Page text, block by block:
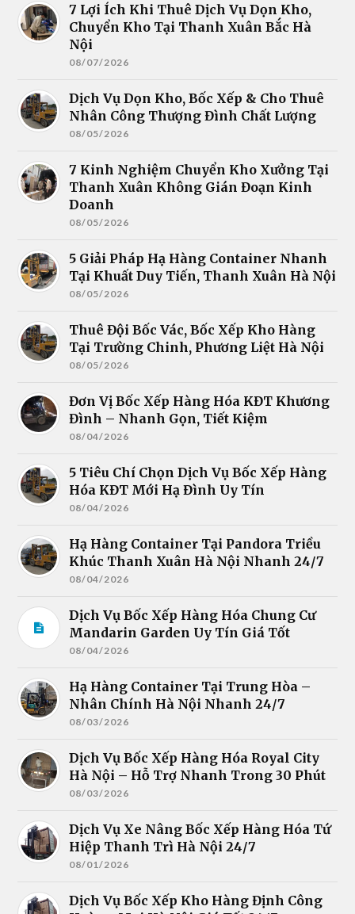
7 Lợi Ích Khi Thuê Dịch Vụ Dọn Kho,
Chuyển Kho Tại Thanh Xuân Bắc Hà
Nội
08/07/2026
Dịch Vụ Dọn Kho, Bốc Xếp & Cho Thuê
Nhân Công Thượng Đình Chất Lượng
08/05/2026
7 Kinh Nghiệm Chuyển Kho Xưởng Tại
Thanh Xuân Không Gián Đoạn Kinh
Doanh
08/05/2026
5 Giải Pháp Hạ Hàng Container Nhanh
Tại Khuất Duy Tiến, Thanh Xuân Hà Nội
08/05/2026
Thuê Đội Bốc Vác, Bốc Xếp Kho Hàng
Tại Trường Chinh, Phương Liệt Hà Nội
08/05/2026
Đơn Vị Bốc Xếp Hàng Hóa KĐT Khương
Đình – Nhanh Gọn, Tiết Kiệm
08/04/2026
5 Tiêu Chí Chọn Dịch Vụ Bốc Xếp Hàng
Hóa KĐT Mới Hạ Đình Uy Tín
08/04/2026
Hạ Hàng Container Tại Pandora Triều
Khúc Thanh Xuân Hà Nội Nhanh 24/7
08/04/2026
Dịch Vụ Bốc Xếp Hàng Hóa Chung Cư
Mandarin Garden Uy Tín Giá Tốt
08/04/2026
Hạ Hàng Container Tại Trung Hòa –
Nhân Chính Hà Nội Nhanh 24/7
08/03/2026
Dịch Vụ Bốc Xếp Hàng Hóa Royal City
Hà Nội – Hỗ Trợ Nhanh Trong 30 Phút
08/03/2026
Dịch Vụ Xe Nâng Bốc Xếp Hàng Hóa Tứ
Hiệp Thanh Trì Hà Nội 24/7
08/01/2026
Dịch Vụ Bốc Xếp Kho Hàng Định Công